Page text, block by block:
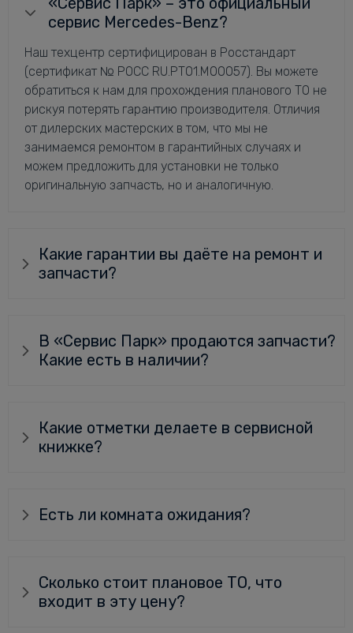
сервис Mercedes-Benz?
Наш техцентр сертифицирован в Росстандарт
(сертификат № РОСС RU.РТ01.М00057). Вы можете
обратиться к нам для прохождения планового ТО не
рискуя потерять гарантию производителя. Отличия
от дилерских мастерских в том, что мы не
занимаемся ремонтом в гарантийных случаях и
можем предложить для установки не только
оригинальную запчасть, но и аналогичную.
Какие гарантии вы даёте на ремонт и
запчасти?
В «Сервис Парк» продаются запчасти?
Какие есть в наличии?
Какие отметки делаете в сервисной
книжке?
Есть ли комната ожидания?
Сколько стоит плановое ТО, что
входит в эту цену?